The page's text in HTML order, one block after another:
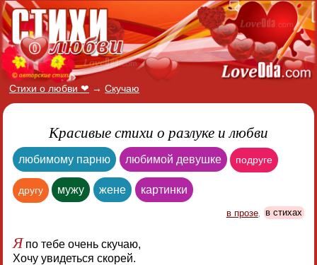
Стихи о любви ❤ → Скучаю
Красивые стихи о разлуке и любви
любимому парню любимой девушке подруге
другу мужу жене картинки
в прозе, в стихах
Япо тебе очень скучаю,
Хочу увидеться скорей.